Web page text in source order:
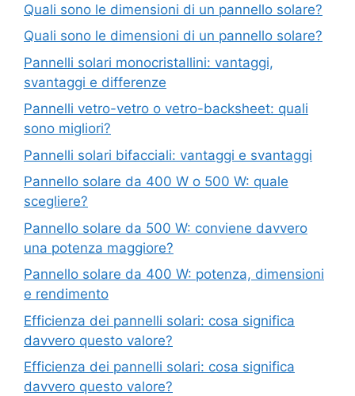
Quali sono le dimensioni di un pannello solare?
Quali sono le dimensioni di un pannello solare?
Pannelli solari monocristallini: vantaggi,
svantaggi e differenze
Pannelli vetro-vetro o vetro-backsheet: quali
sono migliori?
Pannelli solari bifacciali: vantaggi e svantaggi
Pannello solare da 400 W o 500 W: quale
scegliere?
Pannello solare da 500 W: conviene davvero
una potenza maggiore?
Pannello solare da 400 W: potenza, dimensioni
e rendimento
Efficienza dei pannelli solari: cosa significa
davvero questo valore?
Efficienza dei pannelli solari: cosa significa
davvero questo valore?